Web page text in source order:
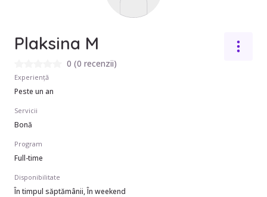
Plaksina M
0 (0 recenzii)
Experiență
Peste un an
Servicii
Bonă
Program
Full-time
Disponibilitate
În timpul săptămânii, În weekend